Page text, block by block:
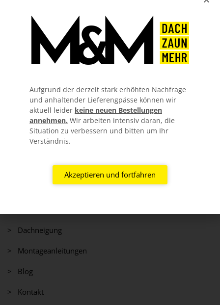
> Dachneigung
> Montageanleitungen
> Blog
> Kontakt
Aufgrund der derzeit stark erhöhten Nachfrage
und anhaltender Lieferengpässe können wir
aktuell leider keine neuen Bestellungen
annehmen. Wir arbeiten intensiv daran, die
Situation zu verbessern und bitten um Ihr
Verständnis.
Akzeptieren und fortfahren